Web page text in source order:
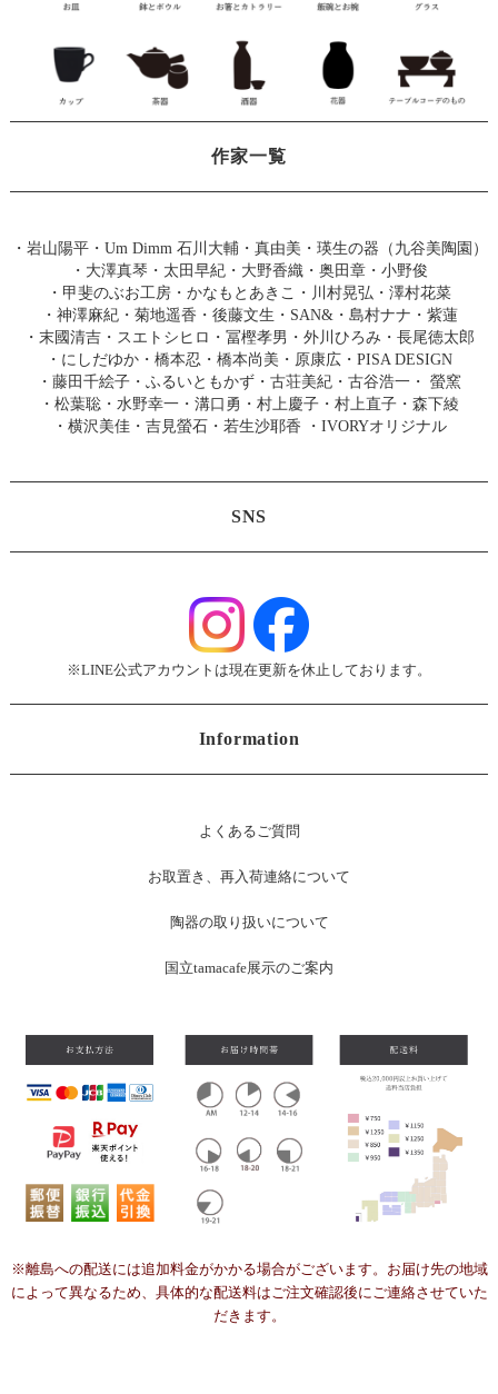
作家一覧
・ 岩山陽平・ Um Dimm 石川大輔・真由美 ・ 瑛生の器（九谷美陶園）
・ 大澤真琴 ・ 太田早紀 ・ 大野香織 ・ 奥田章 ・ 小野俊
・ 甲斐のぶお工房 ・ かなもとあきこ ・ 川村晃弘 ・ 澤村花菜
・ 神澤麻紀・ 菊地遥香 ・ 後藤文生 ・ SAN& ・ 島村ナナ ・ 紫蓮
・ 末國清吉 ・ スエトシヒロ ・ 冨樫孝男 ・ 外川ひろみ ・ 長尾徳太郎
・ にしだゆか ・ 橋本忍 ・ 橋本尚美 ・ 原康広 ・ PISA DESIGN
・ 藤田千絵子 ・ ふるいともかず ・ 古荘美紀 ・ 古谷浩一 ・ 螢窯
・ 松葉聡 ・ 水野幸一 ・ 溝口勇 ・ 村上慶子 ・ 村上直子 ・ 森下綾
・ 横沢美佳・ 吉見螢石・ 若生沙耶香 ・ IVORYオリジナル
SNS
※LINE公式アカウントは現在更新を休止しております。
Information
よくあるご質問
お取置き、再入荷連絡について
陶器の取り扱いについて
国立tamacafe展示のご案内
※離島への配送には追加料金がかかる場合がございます。お届け先の地域
によって異なるため、具体的な配送料はご注文確認後にご連絡させていた
だきます。